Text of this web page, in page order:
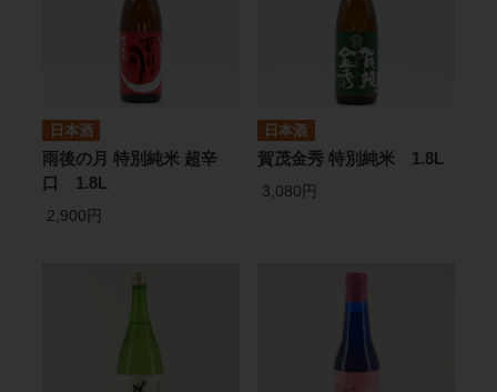
日本酒
雨後の月 特別純米 超辛
口 1.8L
2,900円
日本酒
賀茂金秀 特別純米 1.8L
3,080円